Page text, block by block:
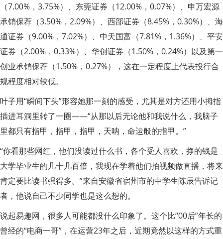
（7.00%，3.75%）、东莞证券（12.00%，0.07%）、申万宏源
承销保荐（3.50%，2.09%）、西部证券（8.45%，0.30%）、海
通证券（9.00%，7.02%）、中天国富（7.81%，1.36%）、平安
证券（2.00%，0.33%）、华创证券（1.50%，0.24%）以及第一
创业承销保荐（1.50%，0.27%），这在一定程度上代表投行合
规程度相对较低。
叶子用“瞬间下头”形容她那一刻的感受，尤其是对方还用小拇指
插进耳洞里转了一圈——“从那以后无论他和我说什么，我脑子
里都只有指甲，指甲，指甲，天呐，命运般的指甲。”
“你看那些网红，他们没读过什么书，各个受人喜欢，挣的钱是
大学毕业生的几十几百倍，我现在学着他们拍视频做直播，将来
肯定要比读书强得多。”来自安徽省宿州市的中学生陈辰告诉记
者，他说自己不少同学也是这么想的。
说起易趣网，很多人可能都没什么印象了。这个比“00后”年长的
曾经的“电商一哥”，在运营23年之后，近期竟然以这样的方式重